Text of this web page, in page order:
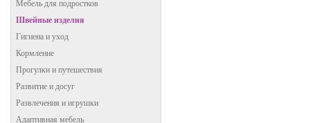
Мебель для подростков
Швейные изделия
Гигиена и уход
Кормление
Прогулки и путешествия
Развитие и досуг
Развлечения и игрушки
Адаптивная мебель